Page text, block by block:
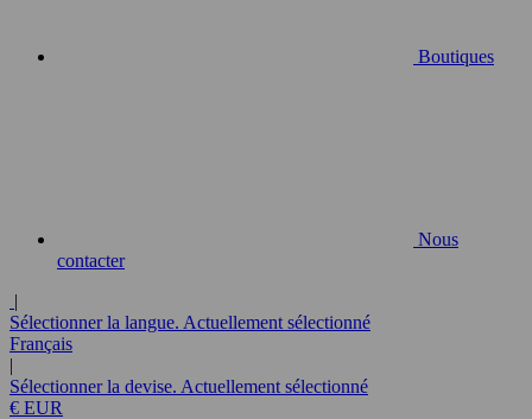
Boutiques
Nous
contacter
|
Sélectionner la langue. Actuellement sélectionné
Français
|
Sélectionner la devise. Actuellement sélectionné
€ EUR